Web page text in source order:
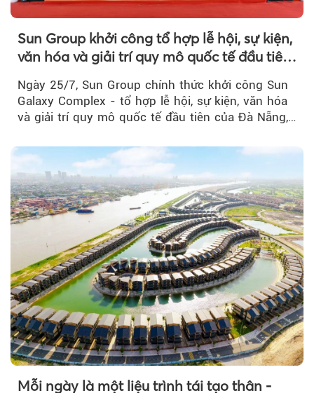
Sun Group khởi công tổ hợp lễ hội, sự kiện,
văn hóa và giải trí quy mô quốc tế đầu tiên
Ngày 25/7, Sun Group chính thức khởi công Sun
Galaxy Complex - tổ hợp lễ hội, sự kiện, văn hóa
và giải trí quy mô quốc tế đầu tiên của Đà Nẵng,…
Mỗi ngày là một liệu trình tái tạo thân -